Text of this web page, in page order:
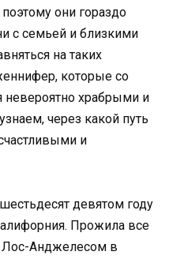
они гораздо
с семьей и близкими
на таких
которые со
невероятно храбрыми и
через какой путь
и
девятом году
Прожила все
Лос-Анджелесом в